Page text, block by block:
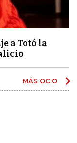
a Totó la
MÁS OCIO